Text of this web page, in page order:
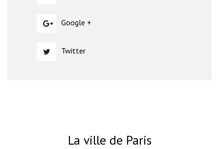
Google +
Twitter
La ville de Paris